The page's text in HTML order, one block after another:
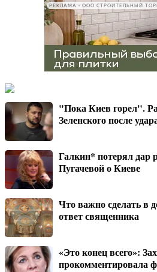
"Пока Киев горел".
Зеленского после
Галкин* потерял дар
Пугачевой о Киеве
Что важно сделать в
ответ священника
«Это конец всего»:
прокомментировала